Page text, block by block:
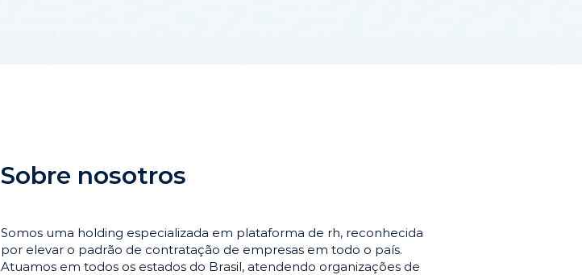
Sobre nosotros
Somos uma holding especializada em plataforma de rh, reconhecida
por elevar o padrão de contratação de empresas em todo o país.
Atuamos em todos os estados do Brasil, atendendo organizações de